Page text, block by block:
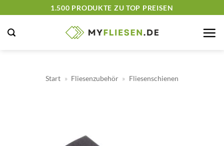
springen
1.500 PRODUKTE ZU TOP PREISEN
Start » Fliesenzubehör » Fliesenschienen